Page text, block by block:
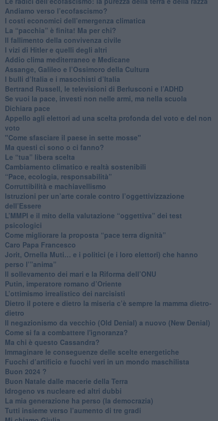
Andiamo verso l’ecofascismo?
I costi economici dell’emergenza climatica
​La “pacchia” è finita! Ma per chi?
​Il fallimento della convivenza civile
​I vizi di Hitler e quelli degli altri
Addio clima mediterraneo e Medicane
​Assange, Galileo e l’Ossimoro della Cultura
​I bulli d’Italia e i masochisti d’Italia
​Bertrand Russell, le televisioni di Berlusconi e l’ADHD
​Se vuoi la pace, investi non nelle armi, ma nella scuola
​Dichiara pace
​Appello agli elettori ad una scelta profonda del voto e del non
voto
"Come sfasciare il paese in sette mosse"
​Ma questi ci sono o ci fanno?
​Le “tua” libera scelta
Cambiamento climatico e realtà sostenibili
“Pace, ecologia, responsabilità”
​Corruttibilità e machiavellismo
Istruzioni per un’arte corale contro l’oggettivizzazione
dell’Essere
​L’MMPI e il mito della valutazione “oggettiva” dei test
psicologici
Come migliorare la proposta “pace terra dignità”
Caro Papa Francesco
​Jorit, Ornella Muti… e i politici (e i loro elettori) che hanno
perso l’”anima”
​Il sollevamento dei mari e la Riforma dell’ONU
Putin, imperatore romano d’Oriente
​L’ottimismo irrealistico dei narcisisti
​Dietro il potere e dietro la miseria c’è sempre la mamma dietro-
dietro
Il negazionismo da vecchio (Old Denial) a nuovo (New Denial)
Come si fa a combattere l'ignoranza?
Ma chi è questo Cassandra?
Immaginare le conseguenze delle scelte energetiche
​Fuochi d’artificio e fuochi veri in un mondo maschilista
Buon 2024 ?
​Buon Natale dalle macerie della Terra
​Idrogeno vs nucleare ed altri dubbi
​La mia generazione ha perso (la democrazia)
​Tutti insieme verso l’aumento di tre gradi